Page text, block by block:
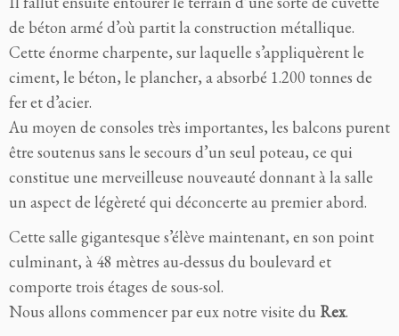
de béton armé d’où partit la construction métallique.
Cette énorme charpente, sur laquelle s’appliquèrent le
ciment, le béton, le plancher, a absorbé 1.200 tonnes de
fer et d’acier.
Au moyen de consoles très importantes, les balcons purent
être soutenus sans le secours d’un seul poteau, ce qui
constitue une merveilleuse nouveauté donnant à la salle
un aspect de légèreté qui déconcerte au premier abord.
Cette salle gigantesque s’élève maintenant, en son point
culminant, à 48 mètres au-dessus du boulevard et
comporte trois étages de sous-sol.
Nous allons commencer par eux notre visite du Rex.